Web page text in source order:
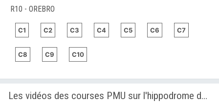
R10 - OREBRO
C1 C2 C3 C4 C5 C6 C7
C8 C9 C10
Les vidéos des courses PMU sur l'hippodrome de CONCEPCION